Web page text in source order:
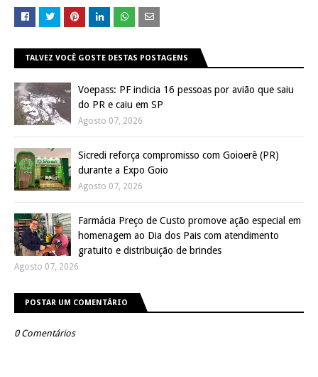
TALVEZ VOCÊ GOSTE DESTAS POSTAGENS
Voepass: PF indicia 16 pessoas por avião que saiu
do PR e caiu em SP
Agosto 07, 2026
Sicredi reforça compromisso com Goioerê (PR)
durante a Expo Goio
Agosto 07, 2026
Farmácia Preço de Custo promove ação especial em
homenagem ao Dia dos Pais com atendimento
gratuito e distribuição de brindes
Agosto 07, 2026
POSTAR UM COMENTÁRIO
0 Comentários